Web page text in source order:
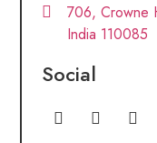
706, Crowne
India 110085
Social